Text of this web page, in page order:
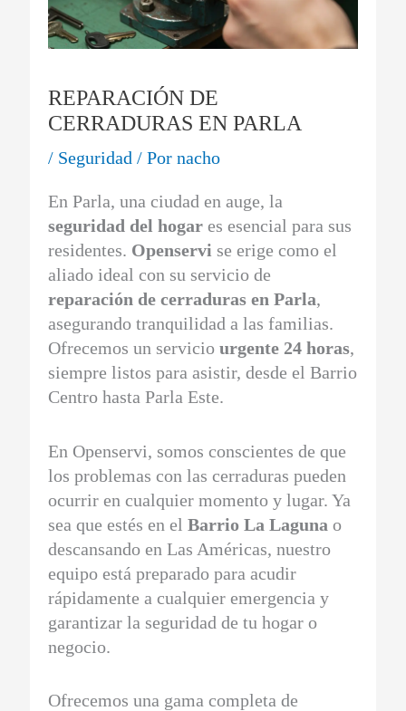
REPARACIÓN DE
CERRADURAS EN PARLA
/ Seguridad / Pornacho
En Parla, una ciudad en auge, la
seguridad del hogar es esencial para sus
residentes. Openservi se erige como el
aliado ideal con su servicio de
reparación de cerraduras en Parla,
asegurando tranquilidad a las familias.
Ofrecemos un serviciourgente 24 horas,
siempre listos para asistir, desde el Barrio
Centro hasta Parla Este.
En Openservi, somos conscientes de que
los problemas con las cerraduras pueden
ocurrir en cualquier momento y lugar. Ya
sea que estés en elBarrio La Laguna o
descansando en Las Américas, nuestro
equipo está preparado para acudir
rápidamente a cualquier emergencia y
garantizar la seguridad de tu hogar o
negocio.
Ofrecemos una gama completa de